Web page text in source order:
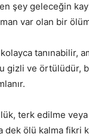
şey geleceğin
var olan bir
tanınabilir,
ve örtülüdür,
terk edilme
ölü kalma fikri